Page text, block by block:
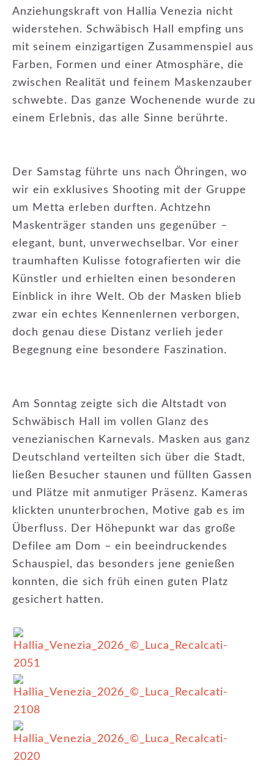
Anziehungskraft von Hallia Venezia nicht
widerstehen. Schwäbisch Hall empfing uns
mit seinem einzigartigen Zusammenspiel aus
Farben, Formen und einer Atmosphäre, die
zwischen Realität und feinem Maskenzauber
schwebte. Das ganze Wochenende wurde zu
einem Erlebnis, das alle Sinne berührte.
Der Samstag führte uns nach Öhringen, wo
wir ein exklusives Shooting mit der Gruppe
um Metta erleben durften. Achtzehn
Maskenträger standen uns gegenüber –
elegant, bunt, unverwechselbar. Vor einer
traumhaften Kulisse fotografierten wir die
Künstler und erhielten einen besonderen
Einblick in ihre Welt. Ob der Masken blieb
zwar ein echtes Kennenlernen verborgen,
doch genau diese Distanz verlieh jeder
Begegnung eine besondere Faszination.
Am Sonntag zeigte sich die Altstadt von
Schwäbisch Hall im vollen Glanz des
venezianischen Karnevals. Masken aus ganz
Deutschland verteilten sich über die Stadt,
ließen Besucher staunen und füllten Gassen
und Plätze mit anmutiger Präsenz. Kameras
klickten ununterbrochen, Motive gab es im
Überfluss. Der Höhepunkt war das große
Defilee am Dom – ein beeindruckendes
Schauspiel, das besonders jene genießen
konnten, die sich früh einen guten Platz
gesichert hatten.